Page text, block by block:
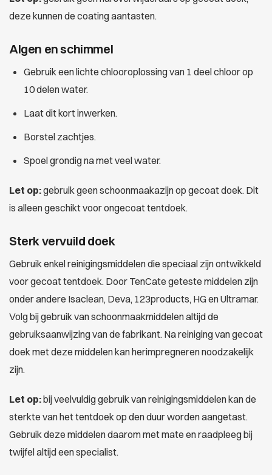
deze kunnen de coating aantasten.
Algen en schimmel
Gebruik een lichte chlooroplossing van 1 deel chloor op
10 delen water.
Laat dit kort inwerken.
Borstel zachtjes.
Spoel grondig na met veel water.
Let op:gebruik geen schoonmaakazijn op gecoat doek. Dit
is alleen geschikt voor ongecoat tentdoek.
Sterk vervuild doek
Gebruik enkel reinigingsmiddelen die speciaal zijn ontwikkeld
voor gecoat tentdoek. Door TenCate geteste middelen zijn
onder andere Isaclean, Deva, 123products, HG en Ultramar.
Volg bij gebruik van schoonmaakmiddelen altijd de
gebruiksaanwijzing van de fabrikant. Na reiniging van gecoat
doek met deze middelen kan herimpregneren noodzakelijk
zijn.
Let op:bij veelvuldig gebruik van reinigingsmiddelen kan de
sterkte van het tentdoek op den duur worden aangetast.
Gebruik deze middelen daarom met mate en raadpleeg bij
twijfel altijd een specialist.